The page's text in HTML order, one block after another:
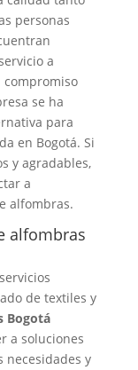
personas
a
compromiso
se ha
para
en Bogotá. Si
y agradables,
a
alfombras.
alfombras
de textiles y
Bogotá
a soluciones
necesidades y